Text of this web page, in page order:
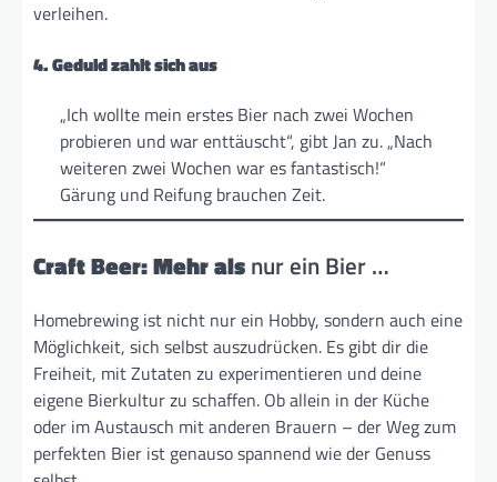
verleihen.
4. Geduld zahlt sich aus
„Ich wollte mein erstes Bier nach zwei Wochen
probieren und war enttäuscht“, gibt Jan zu. „Nach
weiteren zwei Wochen war es fantastisch!“
Gärung und Reifung brauchen Zeit.
Craft Beer: Mehr alsnur ein Bier …
Homebrewing ist nicht nur ein Hobby, sondern auch eine
Möglichkeit, sich selbst auszudrücken. Es gibt dir die
Freiheit, mit Zutaten zu experimentieren und deine
eigene Bierkultur zu schaffen. Ob allein in der Küche
oder im Austausch mit anderen Brauern – der Weg zum
perfekten Bier ist genauso spannend wie der Genuss